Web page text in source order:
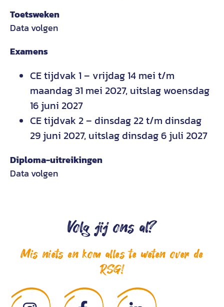
Toetsweken
Data volgen
Examens
CE tijdvak 1 – vrijdag 14 mei t/m
maandag 31 mei 2027, uitslag woensdag
16 juni 2027
CE tijdvak 2 – dinsdag 22 t/m dinsdag
29 juni 2027, uitslag dinsdag 6 juli 2027
Diploma-uitreikingen
Data volgen
Volg jij ons al?
Mis niets en kom alles te weten over de
RSG!